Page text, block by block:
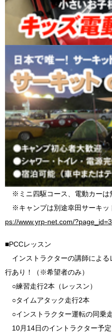
※ミニ四駆コース、電動カーは
※キャンプは別途幸田サーキッ
ps://www.yrp-net.com/
■PCCレッスン
インストラクターの講師による
行あり！（※希望者のみ）
○練習走行2本（レッスン）
○タイムアタック走行2本
○インストラクター運転の同乗
10月14日のイントラクター予定